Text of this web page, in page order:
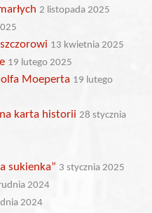
2 listopada 2025
13 kwietnia 2025
19 lutego 2025
Moeperta 19 lutego
karta historii 28 stycznia
sukienka” 3 stycznia 2025
2024
2024